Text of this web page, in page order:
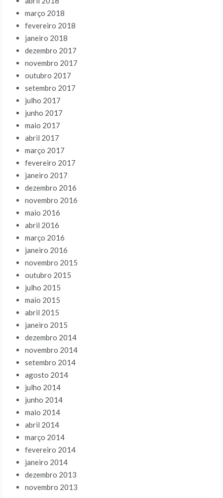
março 2018
fevereiro 2018
janeiro 2018
dezembro 2017
novembro 2017
outubro 2017
setembro 2017
julho 2017
junho 2017
maio 2017
abril 2017
março 2017
fevereiro 2017
janeiro 2017
dezembro 2016
novembro 2016
maio 2016
abril 2016
março 2016
janeiro 2016
novembro 2015
outubro 2015
julho 2015
maio 2015
abril 2015
janeiro 2015
dezembro 2014
novembro 2014
setembro 2014
agosto 2014
julho 2014
junho 2014
maio 2014
abril 2014
março 2014
fevereiro 2014
janeiro 2014
dezembro 2013
novembro 2013